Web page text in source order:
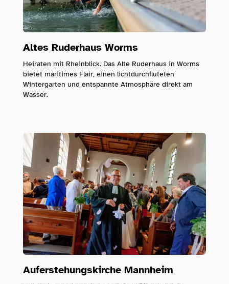
Altes Ruderhaus Worms
Heiraten mit Rheinblick. Das Alte Ruderhaus in Worms
bietet maritimes Flair, einen lichtdurchfluteten
Wintergarten und entspannte Atmosphäre direkt am
Wasser.
Auferstehungskirche Mannheim